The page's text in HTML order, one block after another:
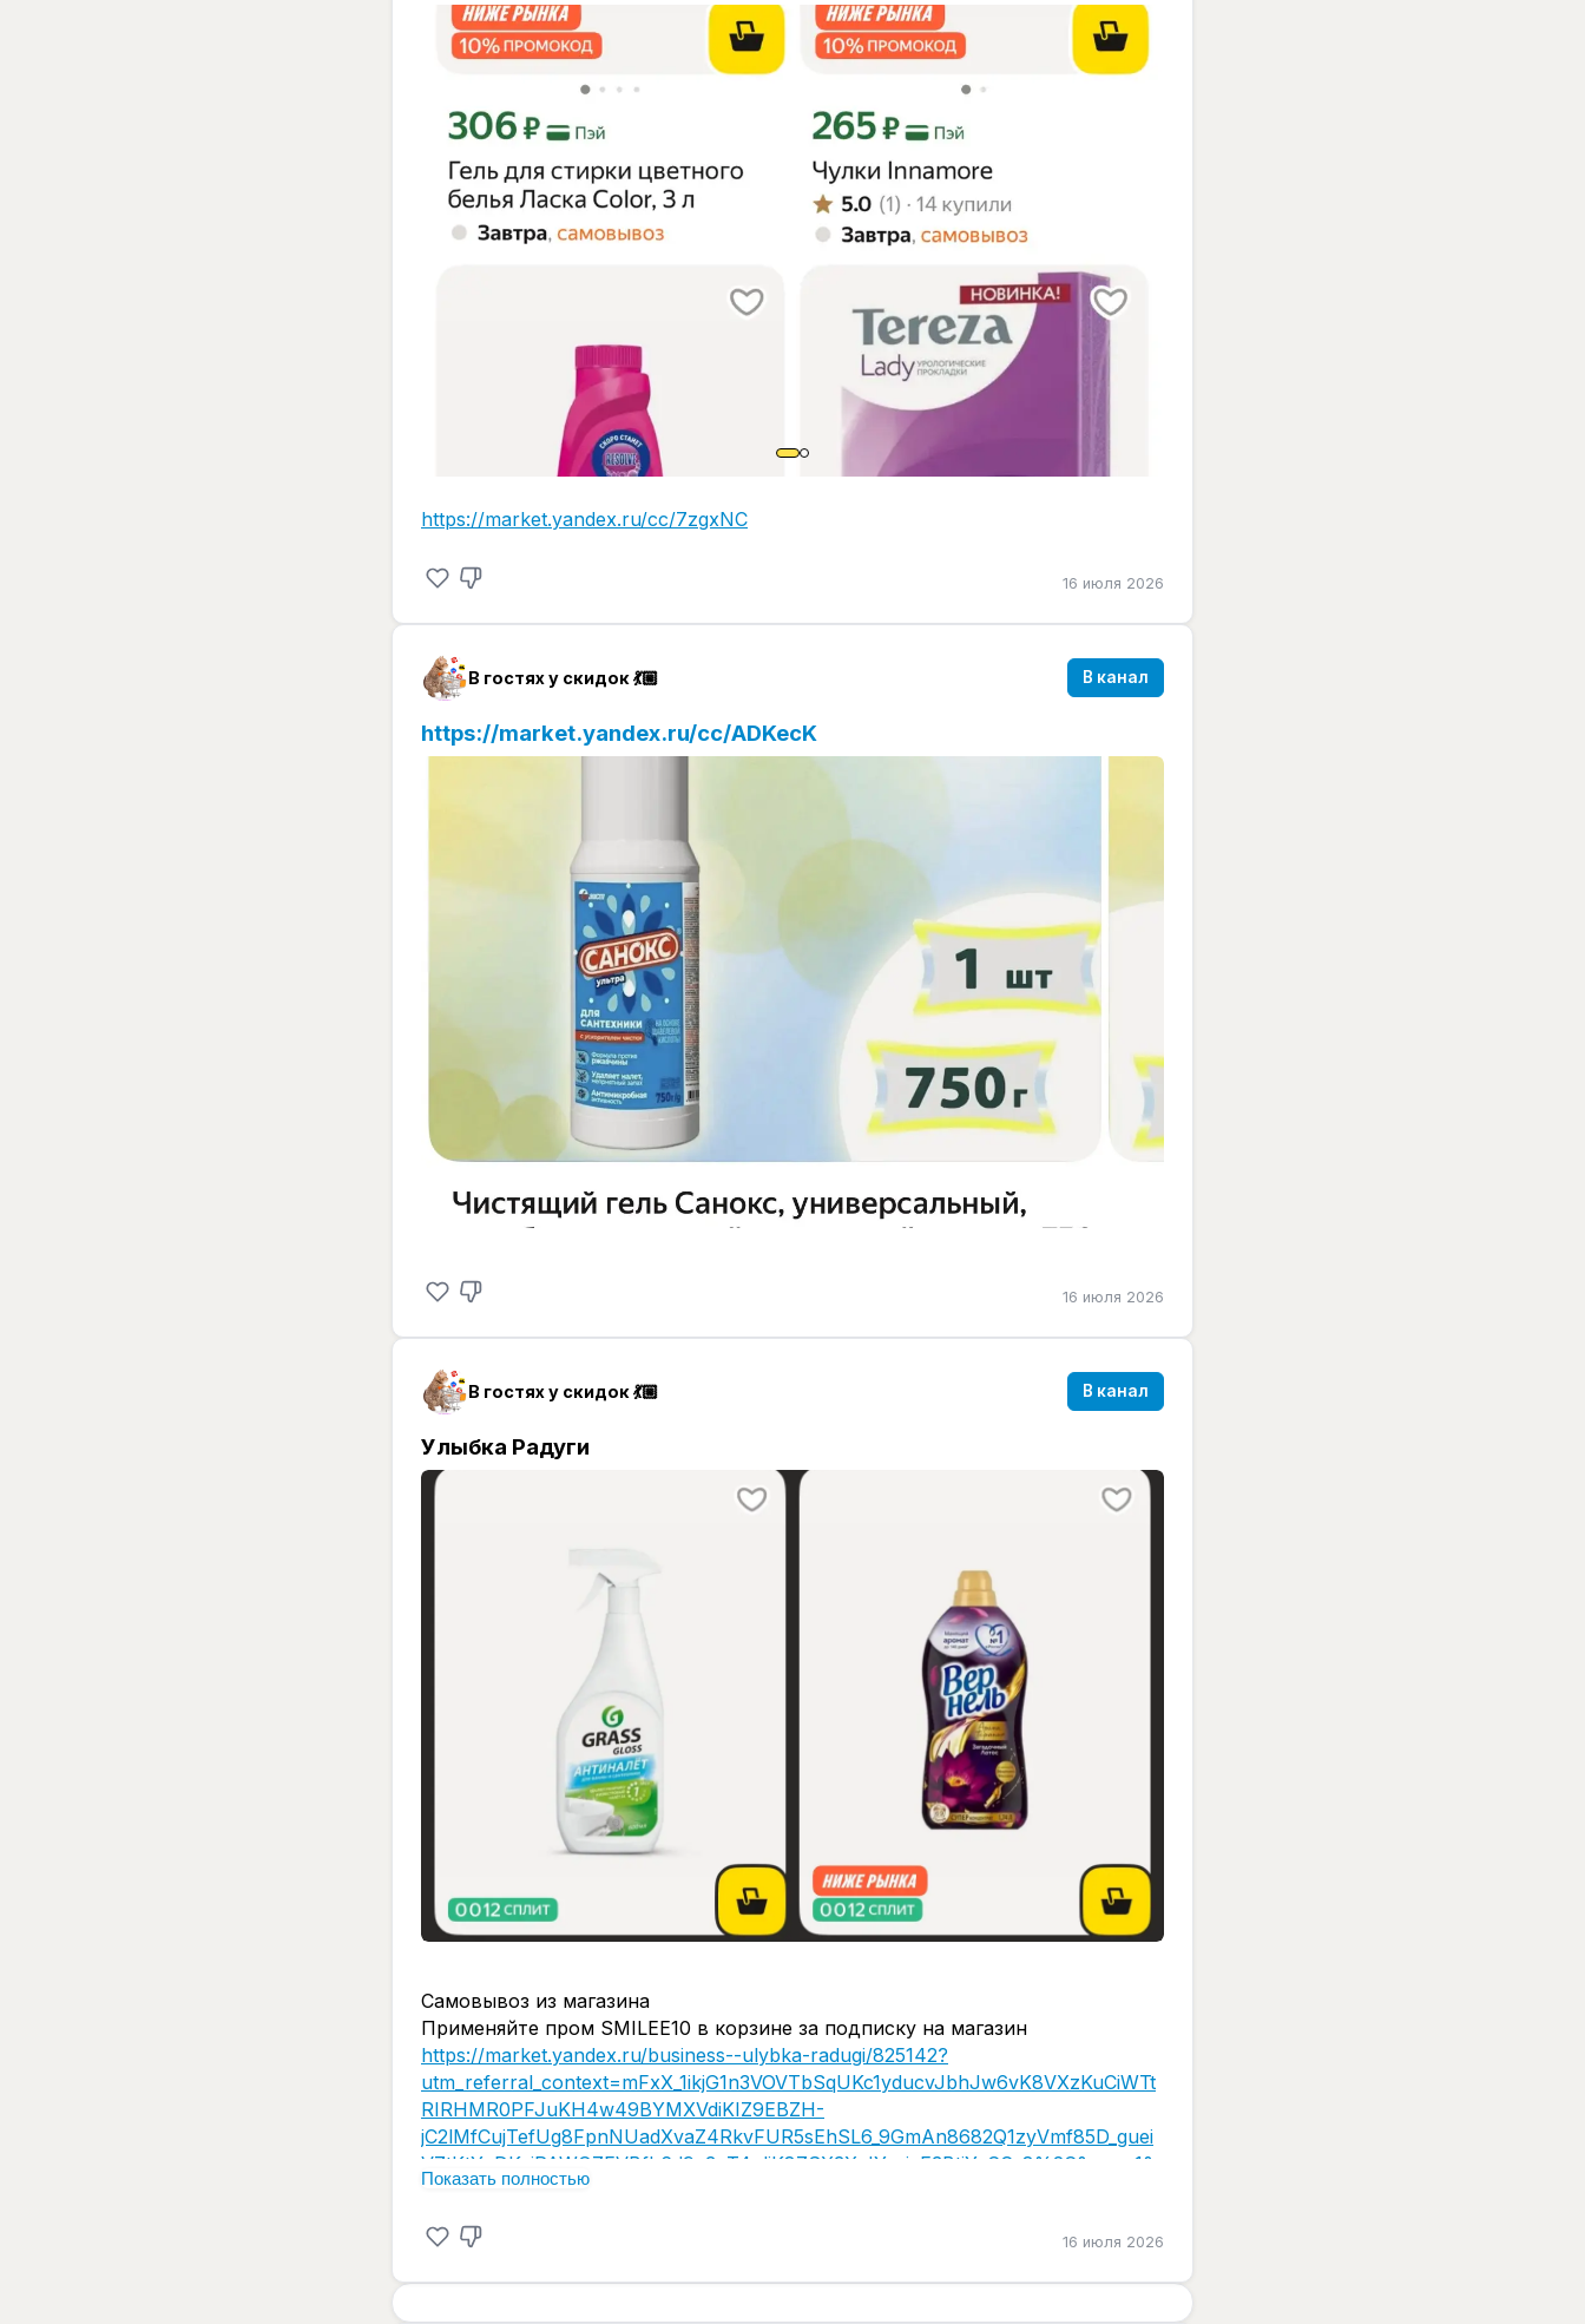
https://market.yandex.ru/cc/7zgxNC
16 июля 2026
В гостях у скидок 💃🏼 В канал
https://market.yandex.ru/cc/ADKecK
16 июля 2026
В гостях у скидок 💃🏼 В канал
Улыбка Радуги
Самовывоз из магазина
Применяйте пром SMILEE10 в корзине за подписку на магазин
https://market.yandex.ru/business--ulybka-radugi/825142?
utm_referral_context=mFxX_1ikjG1n3VOVTbSqUKc1yducvJbhJw6vK8VXzKuCiWTt
RIRHMR0PFJuKH4w49BYMXVdiKIZ9EBZH-
jC2lMfCujTefUg8FpnNUadXvaZ4RkvFUR5sEhSL6_9GmAn8682Q1zyVmf85D_guei
V7tKtYpDKejPAWQZFVBfh6d9e3oT4uliK8ZSX3XyIYqsjyE3BtiYcCCs8%2C&cpa=1&s
ponsored=1&utm_medium=link&publicId=4u5qecqdxa4gnukd1x0tyjgmhw&clid=147
paign=14769611
Показать полностью
16 июля 2026